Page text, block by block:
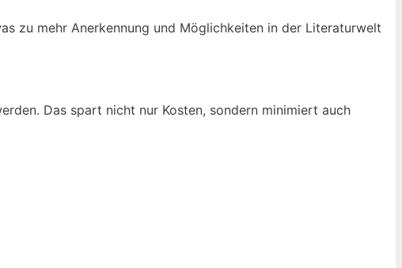
zu mehr Anerkennung und Möglichkeiten in der Literaturwelt
Das spart nicht nur Kosten, sondern minimiert auch